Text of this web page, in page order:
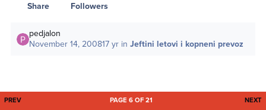
Share Followers
pedjalon
November 14, 200817 yr inJeftini letovi i kopneni prevoz
FIRST PAGE
PREV NEXT
PAGE 6 OF 21